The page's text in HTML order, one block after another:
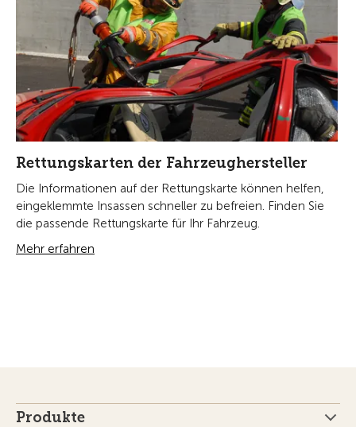
Rettungskarten der Fahrzeughersteller
Die Informationen auf der Rettungskarte können helfen,
eingeklemmte Insassen schneller zu befreien. Finden Sie
die passende Rettungskarte für Ihr Fahrzeug.
Mehr erfahren
Produkte